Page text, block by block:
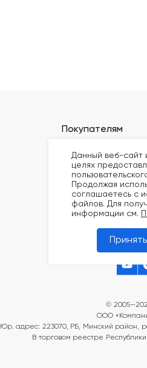
Покупателям
Оплата
Доставка
Блог
Видео
Сертификаты
©
ООО
Юр. адрес: 223070, РБ, Минский район,
В торговом реестре Республики
Данный веб-сайт
целях
Продолжая
соглашаетесь с
файлов. Для
информации см.
Принять